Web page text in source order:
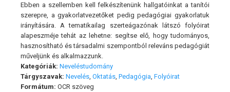
Ebben a szellemben kell felkészítenünk hallgatóinkat a tanítói
szerepre, a gyakorlatvezetőket pedig pedagógiai gyakorlatuk
irányítására. A tematikailag szerteágazónak látszó folyóirat
alapeszméje tehát az lehetne: segítse elő, hogy tudományos,
hasznosítható és társadalmi szempontból releváns pedagógiát
műveljünk és alkalmazzunk.
Kategóriák: Neveléstudomány
Tárgyszavak: Nevelés Oktatás Pedagógia Folyóirat
Formátum: OCR szöveg